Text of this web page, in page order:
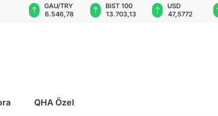
BIST 100
13.703,13
USD
47,5772
EUR
55,0866
QHA Özel